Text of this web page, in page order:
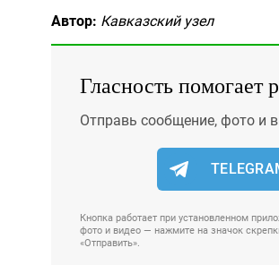
Автор: Кавказский узел
Гласность помогает
Отправь сообщение, фото и
Кнопка работает при установленном
фото и видео — нажмите на значок
«Отправить».